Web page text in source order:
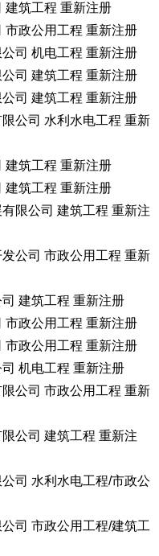
建筑工程 重新注册
市政公用工程 重新注册
司 机电工程 重新注册
司 建筑工程 重新注册
司 建筑工程 重新注册
公司 水利水电工程 重新
建筑工程 重新注册
建筑工程 重新注册
限公司 建筑工程 重新注
公司 市政公用工程 重新
建筑工程 重新注册
市政公用工程 重新注册
市政公用工程 重新注册
机电工程 重新注册
公司 市政公用工程 重新
公司 建筑工程 重新注
司 水利水电工程/市政公
司 市政公用工程/建筑工